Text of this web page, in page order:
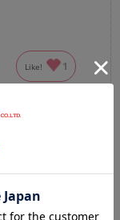
Like! 1
しい順